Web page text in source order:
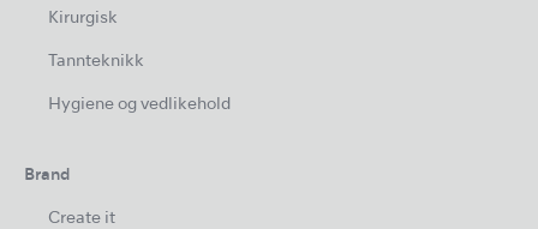
Kirurgisk
Tannteknikk
Hygiene og vedlikehold
Brand
Create it